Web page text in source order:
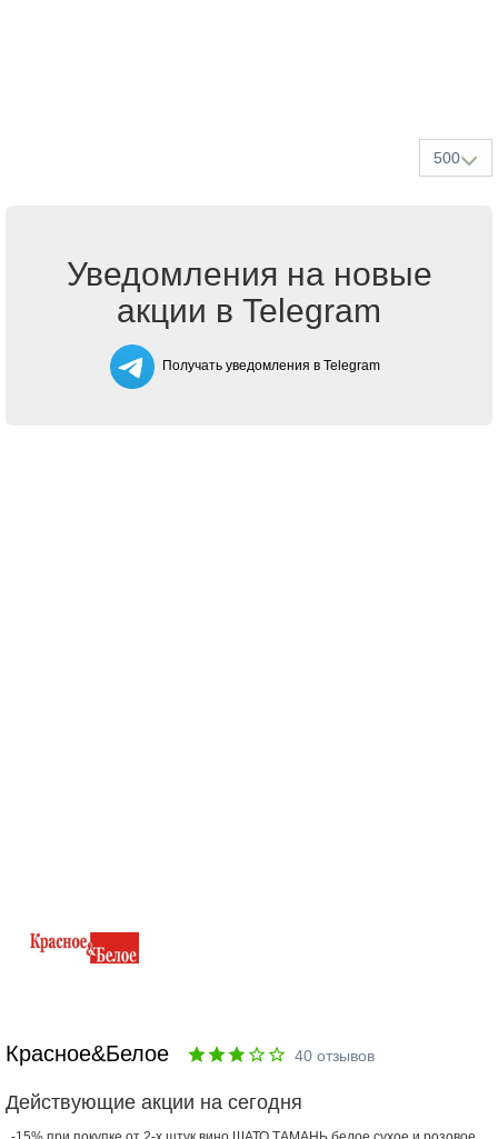
500
Уведомления на новые
акции в Telegram
Получать уведомления в Telegram
Красное&Белое 40 отзывов
Действующие акции на сегодня